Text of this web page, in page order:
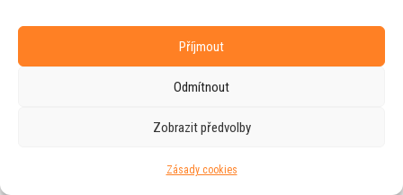
Příjmout
Odmítnout
Zobrazit předvolby
Zásady cookies